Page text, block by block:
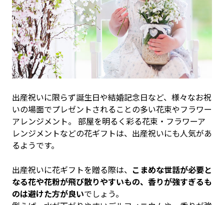
出産祝いに限らず誕生日や結婚記念日など、様々なお祝
いの場面でプレゼントされることの多い花束やフラワー
アレンジメント。 部屋を明るく彩る花束・フラワーア
レンジメントなどの花ギフトは、出産祝いにも人気があ
るようです。
出産祝いに花ギフトを贈る際は、 こまめな世話が必要と
なる花や花粉が飛び散りやすいもの、香りが強すぎるも
のは避けた方が良いでしょう。